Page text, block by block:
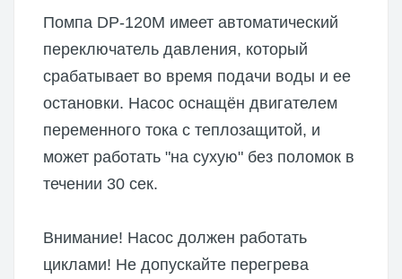
Помпа DP-120M имеет автоматический
переключатель давления, который
срабатывает во время подачи воды и ее
остановки. Насос оснащён двигателем
переменного тока с теплозащитой, и
может работать "на сухую" без поломок в
течении 30 сек.
Внимание! Насос должен работать
циклами! Не допускайте перегрева